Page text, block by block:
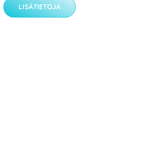
LISÄTIETOJA